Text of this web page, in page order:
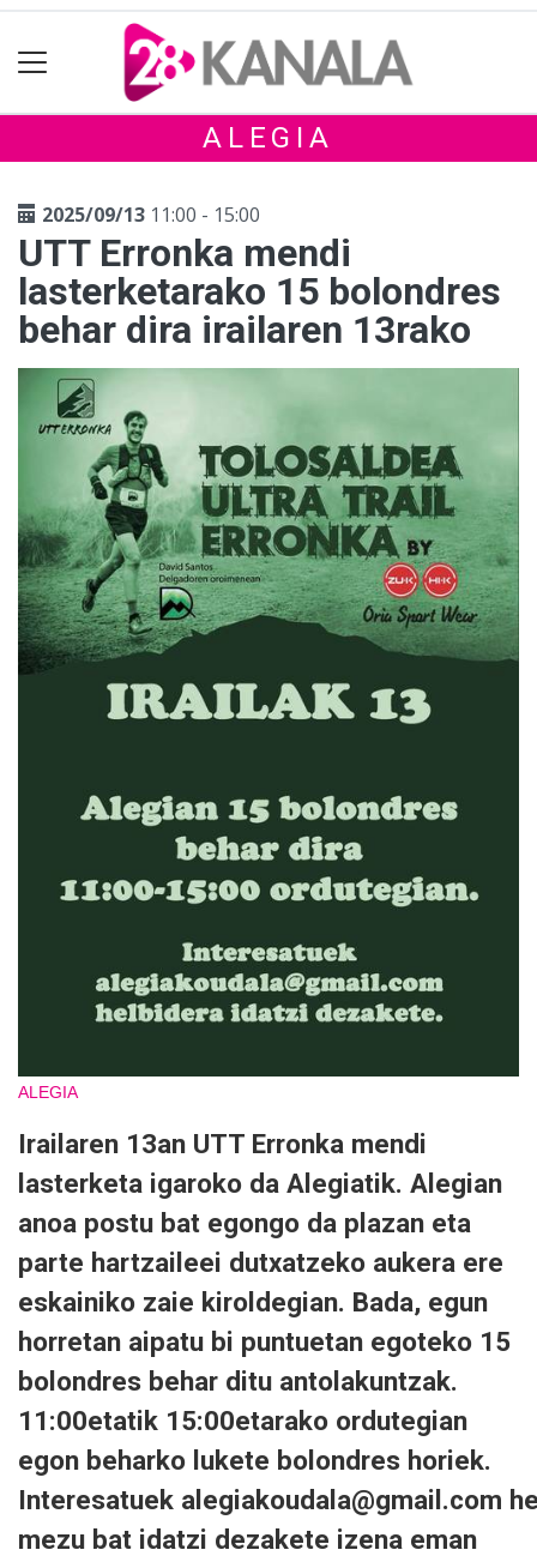
ALEGIA
2025/09/13 11:00 - 15:00
UTT Erronka mendi
lasterketarako 15 bolondres
behar dira irailaren 13rako
ALEGIA
Irailaren 13an UTT Erronka mendi
lasterketa igaroko da Alegiatik. Alegian
anoa postu bat egongo da plazan eta
parte hartzaileei dutxatzeko aukera ere
eskainiko zaie kiroldegian. Bada, egun
horretan aipatu bi puntuetan egoteko 15
bolondres behar ditu antolakuntzak.
11:00etatik 15:00etarako ordutegian
egon beharko lukete bolondres horiek.
Interesatuek alegiakoudala@gmail.com
mezu bat idatzi dezakete izena eman